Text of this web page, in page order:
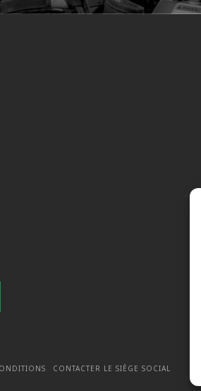
CONTACTER LE SIÈGE SOCIAL